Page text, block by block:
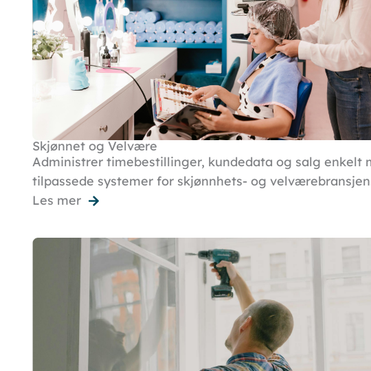
Skjønnet og Velvære
Administrer timebestillinger, kundedata og salg enkelt
tilpassede systemer for skjønnhets- og
Les mer